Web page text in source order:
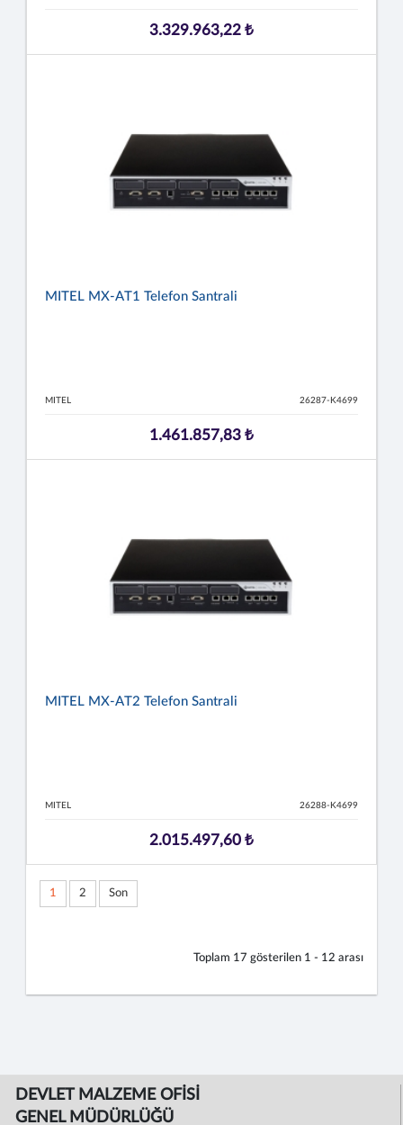
3.329.963,22 ₺
MITEL MX-AT1 Telefon Santrali
MITEL 26287-K4699
1.461.857,83 ₺
MITEL MX-AT2 Telefon Santrali
MITEL 26288-K4699
2.015.497,60 ₺
1 2 Son
Toplam 17 gösterilen 1 - 12 arası
DEVLET MALZEME OFİSİ
GENEL MÜDÜRLÜĞÜ